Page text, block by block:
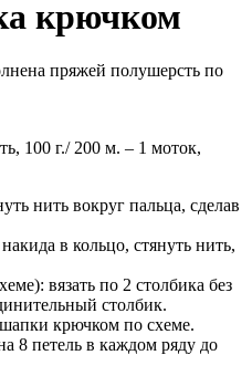
крючком
пряжей полушерсть по
100 г./ 200 м. – 1 моток,
нить вокруг пальца, сделав
в кольцо, стянуть нить,
вязать по 2 столбика без
столбик.
крючком по схеме.
8 петель в каждом ряду до